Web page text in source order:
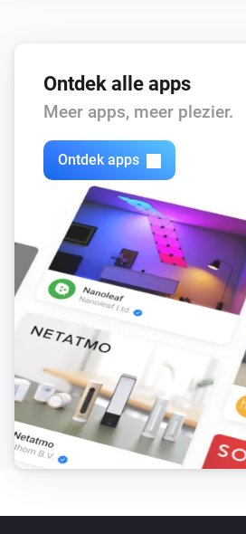
Het sabotagealarm gaat aan
Deur/Raam Sensor
Het sabotagealarm gaat uit
Deur/Raam Sensor
De temperatuur verandert
Deur/Raam Sensor
Deur/Raam Sensor (Z-Wave Plus)
Het contactalarm gaat aan
Deur/Raam Sensor (Z-Wave Plus)
Het contactalarm gaat uit
Deur/Raam Sensor (Z-Wave Plus)
Ontdek alle apps
Meer apps, meer plezier.
Ontdek apps